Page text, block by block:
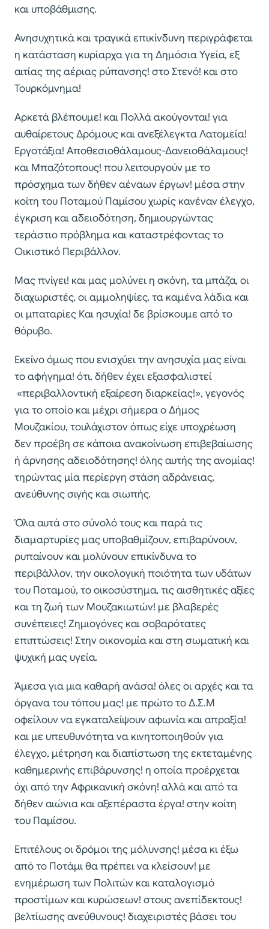
και υποβάθμισης.
Ανησυχητικά και τραγικά επικίνδυνη περιγράφεται
η κατάσταση κυρίαρχα για τη Δημόσια Υγεία, εξ
αιτίας της αέριας ρύπανσης! στο Στενό! και στο
Τουρκόμνημα!
Αρκετά βλέπουμε! και Πολλά ακούγονται! για
αυθαίρετους Δρόμους και ανεξέλεγκτα Λατομεία!
Εργοτάξια! Αποθεσιοθάλαμους-Δανειοθάλαμους!
και Μπαζότοπους! που λειτουργούν με το
πρόσχημα των δήθεν αέναων έργων! μέσα στην
κοίτη του Ποταμού Παμίσου χωρίς κανέναν έλεγχο,
έγκριση και αδειοδότηση, δημιουργώντας
τεράστιο πρόβλημα και καταστρέφοντας το
Οικιστικό Περιβάλλον.
Μας πνίγει! και μας μολύνει η σκόνη, τα μπάζα, οι
διαχωριστές, οι αμμοληψίες, τα καμένα λάδια και
οι μπαταρίες Και ησυχία! δε βρίσκουμε από το
θόρυβο.
Εκείνο όμως που ενισχύει την ανησυχία μας είναι
το αφήγημα! ότι, δήθεν έχει εξασφαλιστεί
«περιβαλλοντική εξαίρεση διαρκείας!», γεγονός
για το οποίο και μέχρι σήμερα ο Δήμος
Μουζακίου, τουλάχιστον όπως είχε υποχρέωση
δεν προέβη σε κάποια ανακοίνωση επιβεβαίωσης
ή άρνησης αδειοδότησης! όλης αυτής της ανομίας!
τηρώντας μία περίεργη στάση αδράνειας,
ανεύθυνης σιγής και σιωπής.
Όλα αυτά στο σύνολό τους και παρά τις
διαμαρτυρίες μας υποβαθμίζουν, επιβαρύνουν,
ρυπαίνουν και μολύνουν επικίνδυνα το
περιβάλλον, την οικολογική ποιότητα των υδάτων
του Ποταμού, το οικοσύστημα, τις αισθητικές αξίες
και τη ζωή των Μουζακιωτών! με βλαβερές
συνέπειες! Ζημιογόνες και σοβαρότατες
επιπτώσεις! Στην οικονομία και στη σωματική και
ψυχική μας υγεία.
Άμεσα για μια καθαρή ανάσα! όλες οι αρχές και τα
όργανα του τόπου μας! με πρώτο το Δ.Σ.Μ
οφείλουν να εγκαταλείψουν αφωνία και απραξία!
και με υπευθυνότητα να κινητοποιηθούν για
έλεγχο, μέτρηση και διαπίστωση της εκτεταμένης
καθημερινής επιβάρυνσης! η οποία προέρχεται
όχι από την Αφρικανική σκόνη! αλλά και από τα
δήθεν αιώνια και αξεπέραστα έργα! στην κοίτη
του Παμίσου.
Επιτέλους οι δρόμοι της μόλυνσης! μέσα κι έξω
από το Ποτάμι θα πρέπει να κλείσουν! με
ενημέρωση των Πολιτών και καταλογισμό
προστίμων και κυρώσεων! στους ανεπίδεκτους!
βελτίωσης ανεύθυνους! διαχειριστές βάσει του